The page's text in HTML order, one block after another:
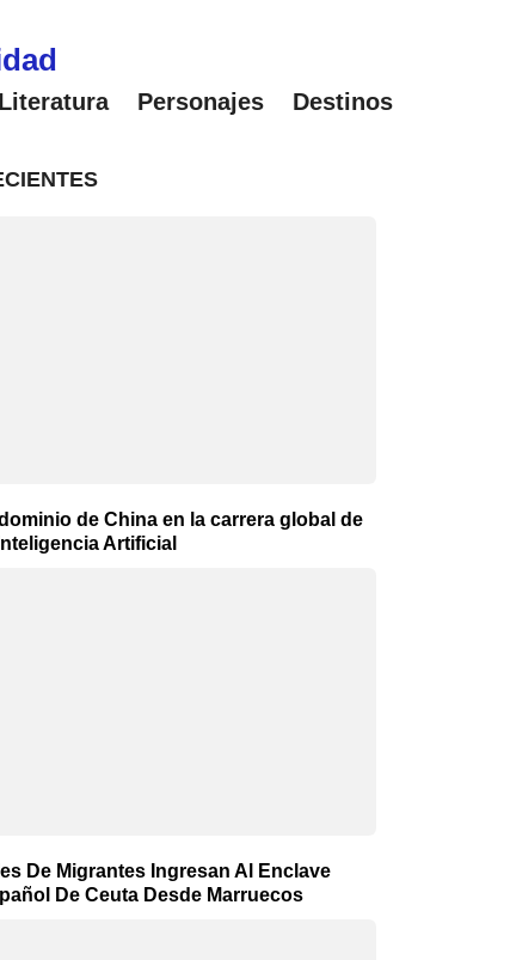
Literatura Personajes Destinos
de China en la carrera global de
Artificial
De Migrantes Ingresan Al Enclave
De Ceuta Desde Marruecos